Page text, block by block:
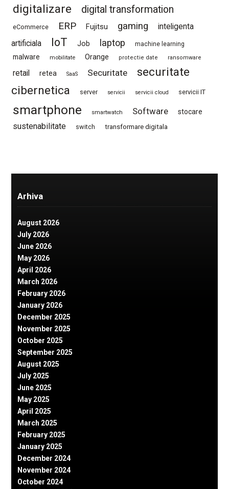
digitalizare digital transformation
eCommerce ERP Fujitsu gaming
inteligenta
artificiala
IoT Job laptop machine learning
malware mobilitate Orange protectie date ransomware
retail retea SaaS Securitate
securitate
cibernetica
server servicii servicii cloud servicii IT
smartphone smartwatch Software stocare
sustenabilitate switch transformare digitala
Arhiva
August 2026
July 2026
June 2026
May 2026
April 2026
March 2026
February 2026
January 2026
December 2025
November 2025
October 2025
September 2025
August 2025
July 2025
June 2025
May 2025
April 2025
March 2025
February 2025
January 2025
December 2024
November 2024
October 2024